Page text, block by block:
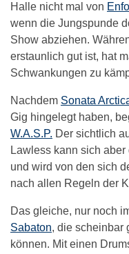
Halle nicht mal von
wenn die Jungspunde
Show abziehen.
erstaunlich gut ist, hat
Schwankungen zu
Nachdem Sonata
Gig hingelegt haben,
W.A.S.P. Der sichtlich
Lawless kann sich
und wird von den sich
nach allen Regeln der
Das gleiche, nur noch
Sabaton, die scheinbar
können. Mit einen